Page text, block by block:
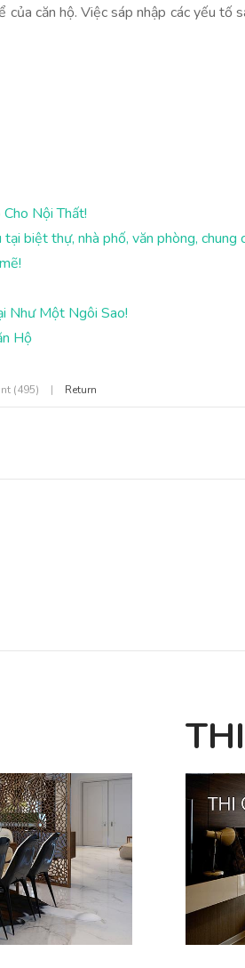
của căn hộ. Việc sáp nhập các yếu
Nội Thất!
biệt thự, nhà phố, văn phòng, chung
Như Một Ngôi Sao!
Hộ
(495) | Return